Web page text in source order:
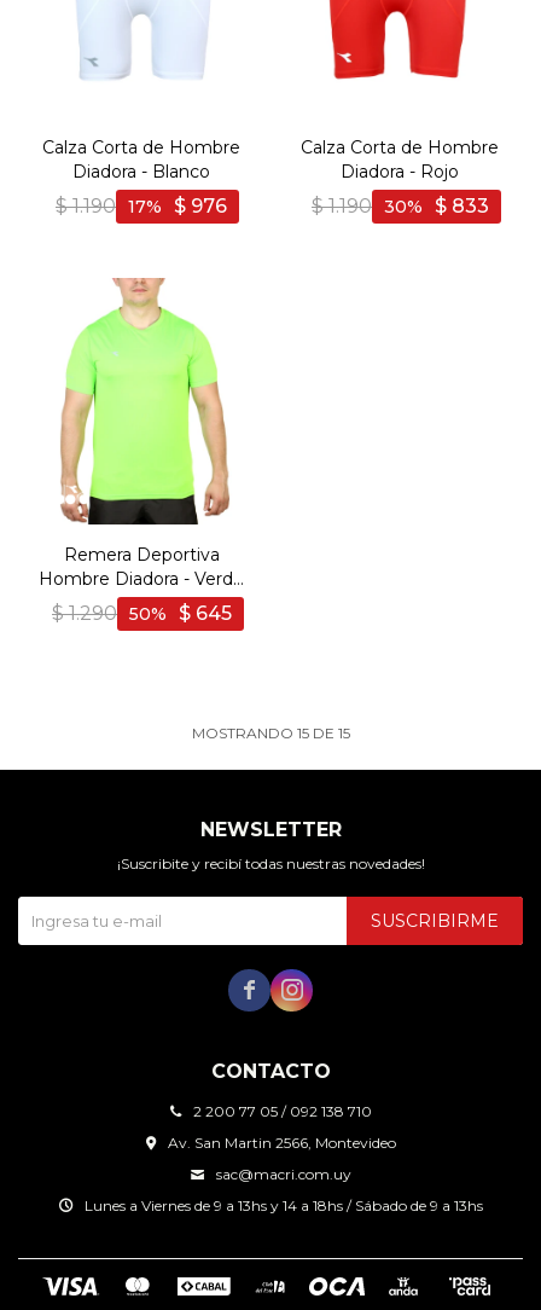
Calza Corta de Hombre
Diadora - Blanco
$ 1.190 $ 976
17
Calza Corta de Hombre
Diadora - Rojo
$ 1.190 $ 833
30
Remera Deportiva
Hombre Diadora - Verde
Fluo
$ 1.290 $ 645
50
MOSTRANDO 15DE 15
CONTACTO
2 200 77 05 / 092 138 710
Av. San Martin 2566, Montevideo
sac@macri.com.uy
Lunes a Viernes de 9 a 13hs y 14 a 18hs / Sábado de 9 a 13hs
NEWSLETTER
¡Suscribite y recibí todas nuestras novedades!
SUSCRIBIRME
 